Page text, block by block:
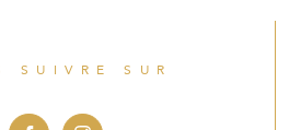
SUIVRE SUR